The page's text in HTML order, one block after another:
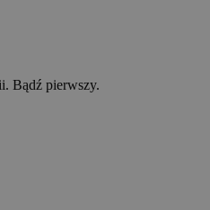
Bądź pierwszy.